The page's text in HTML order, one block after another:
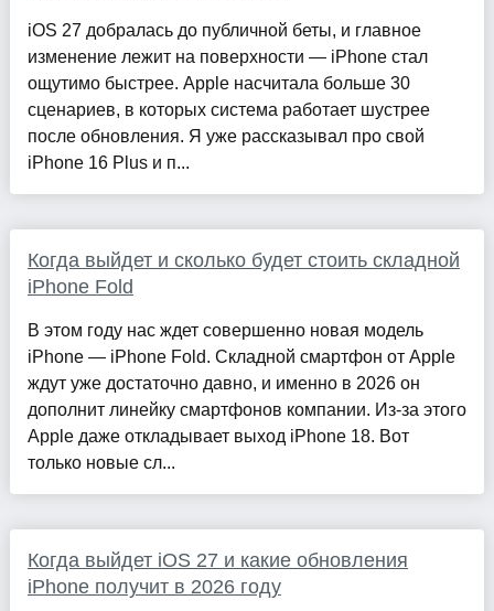
iOS 27 добралась до публичной беты, и главное
изменение лежит на поверхности — iPhone стал
ощутимо быстрее. Apple насчитала больше 30
сценариев, в которых система работает шустрее
после обновления. Я уже рассказывал про свой
iPhone 16 Plus и п...
Когда выйдет и сколько будет стоить складной
iPhone Fold
В этом году нас ждет совершенно новая модель
iPhone — iPhone Fold. Складной смартфон от Apple
ждут уже достаточно давно, и именно в 2026 он
дополнит линейку смартфонов компании. Из-за этого
Apple даже откладывает выход iPhone 18. Вот
только новые сл...
Когда выйдет iOS 27 и какие обновления
iPhone получит в 2026 году